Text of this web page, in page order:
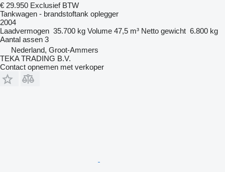
€ 29.950 Exclusief BTW
Tankwagen - brandstoftank oplegger
2004
Laadvermogen 35.700 kg Volume 47,5 m³ Netto gewicht 6.800 kg
Aantal assen 3
Nederland, Groot-Ammers
TEKA TRADING B.V.
Contact opnemen met verkoper